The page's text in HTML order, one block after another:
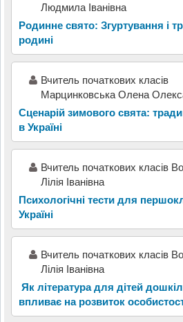
Людмила Іванівна
Родинне свято: Згуртування і
родині
Вчитель початкових класів
Марцинковська Олена
Сценарій зимового свята:
в Україні
Вчитель початкових класів
Лілія Іванівна
Психологічні тести для
Україні
Вчитель початкових класів
Лілія Іванівна
Як література для дітей
впливає на розвиток